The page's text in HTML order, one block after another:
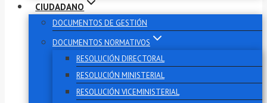
CIUDADANO
DOCUMENTOS DE GESTIÓN
DOCUMENTOS NORMATIVOS
RESOLUCIÓN DIRECTORAL
RESOLUCIÓN MINISTERIAL
RESOLUCIÓN VICEMINISTERIAL